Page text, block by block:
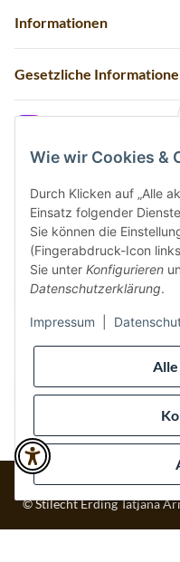
Wie wir Cookies &
Durch Klicken auf „Alle
Einsatz folgender
Sie können die
(Fingerabdruck-Icon
Sie unter Konfigurieren
Datenschutzerklärung.
Impressum
Informationen
Gesetzliche
Sicher bezahlen via:
Wir versenden via:
* Alle Preise inkl.
© Stilecht Erding Tatjana